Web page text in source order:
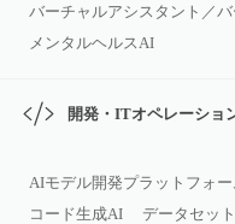
バーチャルアシスタント／
メンタルヘルスAI
開発・ITオペレーショ
AIモデル開発プラットフォー
コード生成AI
データセッ